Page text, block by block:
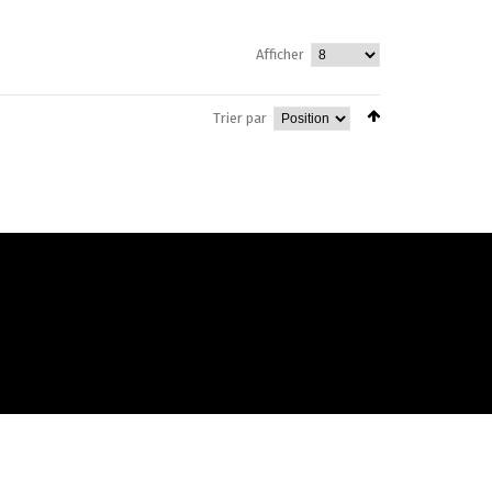
Afficher
Trier par